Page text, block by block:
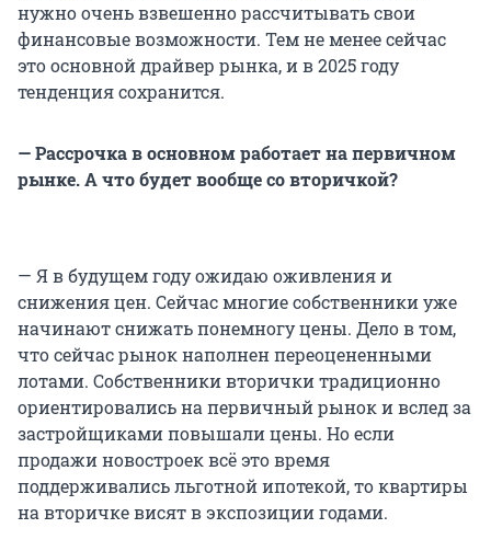
нужно очень взвешенно рассчитывать свои
финансовые возможности. Тем не менее сейчас
это основной драйвер рынка, и в 2025 году
тенденция сохранится.
— Рассрочка в основном работает на первичном
рынке. А что будет вообще со вторичкой?
— Я в будущем году ожидаю оживления и
снижения цен. Сейчас многие собственники уже
начинают снижать понемногу цены. Дело в том,
что сейчас рынок наполнен переоцененными
лотами. Собственники вторички традиционно
ориентировались на первичный рынок и вслед за
застройщиками повышали цены. Но если
продажи новостроек всё это время
поддерживались льготной ипотекой, то квартиры
на вторичке висят в экспозиции годами.